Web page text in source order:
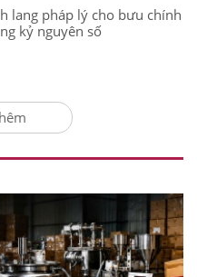
lang pháp lý cho bưu chính
kỷ nguyên số